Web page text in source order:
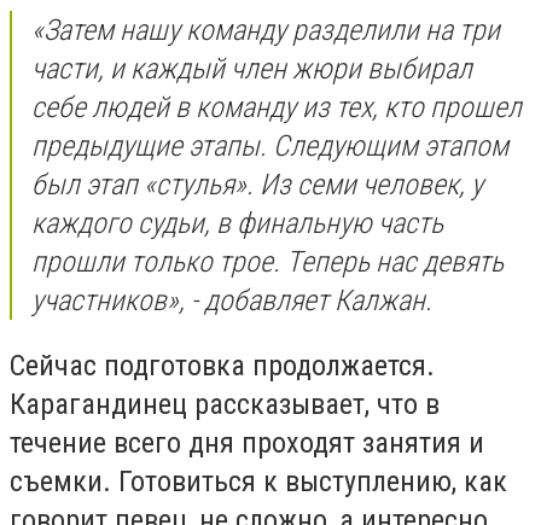
«Затем нашу команду разделили на три
части, и каждый член жюри выбирал
себе людей в команду из тех, кто прошел
предыдущие этапы. Следующим этапом
был этап «стулья». Из семи человек, у
каждого судьи, в финальную часть
прошли только трое. Теперь нас девять
участников», - добавляет Калжан.
Сейчас подготовка продолжается.
Карагандинец рассказывает, что в
течение всего дня проходят занятия и
съемки. Готовиться к выступлению, как